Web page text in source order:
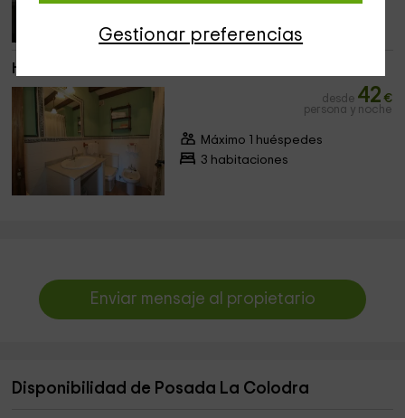
Gestionar preferencias
9 habitaciones
Habitación Sencilla
desde 42 €
persona y noche
Máximo 1 huéspedes
3 habitaciones
Enviar mensaje al propietario
Disponibilidad de Posada La Colodra